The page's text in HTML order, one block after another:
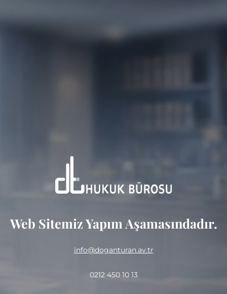
Web Sitemiz Yapım Aşamasındadır.
info@doganturan.av.tr
0212 450 10 13